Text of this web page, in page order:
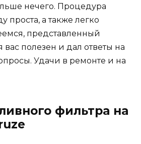
нечего. Процедура
проста, а также легко
представленный
полезен и дал ответы на
Удачи в ремонте и на
фильтра на